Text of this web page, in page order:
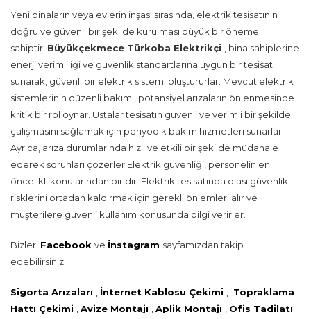
Yeni binaların veya evlerin inşası sırasında, elektrik tesisatının
doğru ve güvenli bir şekilde kurulması büyük bir öneme
sahiptir. Büyükçekmece Türkoba Elektrikçi
, bina sahiplerine
enerji verimliliği ve güvenlik standartlarına uygun bir tesisat
sunarak, güvenli bir elektrik sistemi oluştururlar. Mevcut elektrik
sistemlerinin düzenli bakımı, potansiyel arızaların önlenmesinde
kritik bir rol oynar. Ustalar tesisatın güvenli ve verimli bir şekilde
çalışmasını sağlamak için periyodik bakım hizmetleri sunarlar.
Ayrıca, arıza durumlarında hızlı ve etkili bir şekilde müdahale
ederek sorunları çözerler.Elektrik güvenliği, personelin en
öncelikli konularından biridir. Elektrik tesisatında olası güvenlik
risklerini ortadan kaldırmak için gerekli önlemleri alır ve
müşterilere güvenli kullanım konusunda bilgi verirler.
Bizleri Facebook ve İnstagram sayfamızdan takip
edebilirsiniz.
Sigorta Arızaları İnternet Kablosu Çekimi
Topraklama
Hattı Çekimi
Avize Montajı Aplik Montajı
Ofis Tadilatı